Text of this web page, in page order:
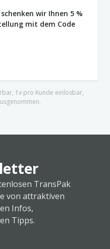
wir Ihnen 5 %
mit dem Code
1x pro Kunde einlösbar,
TransPak
von attraktiven
Infos,
Tipps.